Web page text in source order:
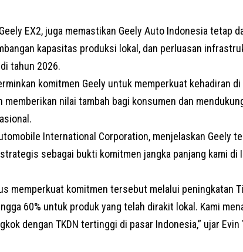
EX2, juga memastikan Geely Auto Indonesia tetap
kapasitas produksi lokal, dan perluasan
tahun 2026.
komitmen Geely untuk memperkuat kehadiran di
nilai tambah bagi konsumen dan
International Corporation, menjelaskan Geely
sebagai bukti komitmen jangka panjang kami di
memperkuat komitmen tersebut melalui peningkatan
60% untuk produk yang telah dirakit lokal. Kami
dengan TKDN tertinggi di pasar Indonesia,” ujar Evin